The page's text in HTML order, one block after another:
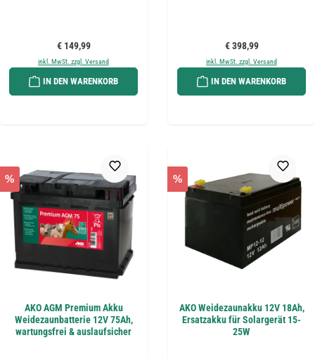
Regulärer Preis:
€ 149,99
inkl. MwSt. zzgl. Versand
IN DEN WARENKORB
Regulärer Preis:
€ 398,99
inkl. MwSt. zzgl. Versand
IN DEN WARENKORB
%
AKO AGM Premium Akku
Weidezaunbatterie 12V 75Ah,
wartungsfrei & auslaufsicher
%
AKO Weidezaunakku 12V 18Ah,
Ersatzakku für Solargerät 15-
25W